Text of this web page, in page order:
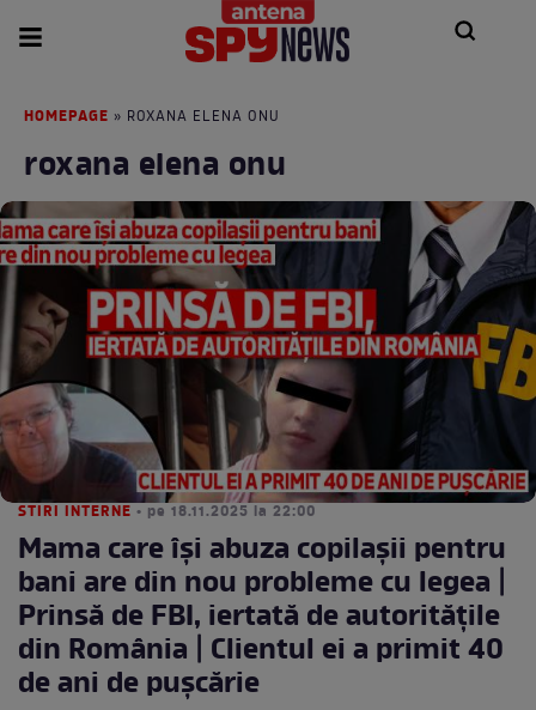
HOMEPAGE » ROXANA ELENA ONU
roxana elena onu
STIRI INTERNE • pe 18.11.2025 la 22:00
Mama care își abuza copilașii pentru
bani are din nou probleme cu legea |
Prinsă de FBI, iertată de autoritățile
din România | Clientul ei a primit 40
de ani de pușcărie